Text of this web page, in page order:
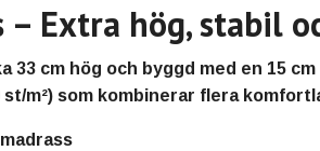
– Extra hög, stabil
33 cm hög och byggd med en 15
m²) som kombinerar flera